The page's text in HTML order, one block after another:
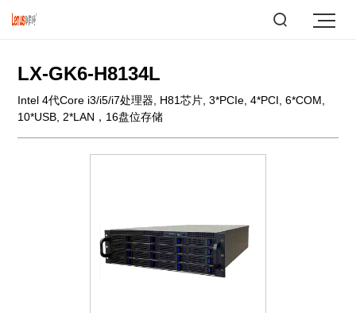
LX-GK6-H8134L
Intel 4代Core i3/i5/i7处理器, H81芯片, 3*PCIe, 4*PCI, 6*COM,
10*USB, 2*LAN，16盘位存储